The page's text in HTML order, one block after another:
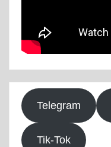
Telegram
Tik-Tok